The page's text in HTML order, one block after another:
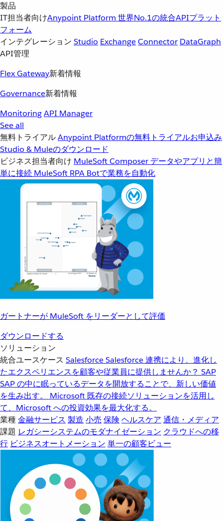
製品
IT担当者向けAnypoint Platform 世界No.1の統合APIプラット
フォーム
インテグレーション Studio ExchangeConnector DataGraph
API管理
Flex Gateway新着情報
Governance新着情報
MonitoringAPI Manager
See all
無料トライアルAnypoint Platformの無料トライアルお申込み
Studio & Muleのダウンロード
ビジネス担当者向け MuleSoft Composer データやアプリと簡
単に接続 MuleSoft RPA Botで業務を自動化
ガートナーが MuleSoft をリーダーとして評価
ダウンロードする
ソリューション
統合ユースケース SalesforceSalesforce 連携により、進化し
たエクスペリエンスを顧客や従業員に提供しませんか？ SAP
SAP の中に眠っているデータを開放することで、新しい価値
を生み出す。
Microsoft 既存の接続ソリューションを活用し
て、Microsoft への投資効果を最大化する。
業種金融サービス 製造 小売 保険 ヘルスケア 通信・メディア
課題 レガシーシステムのモダナイゼーション クラウドへの移
行 ビジネスオートメーション 単一の顧客ビュー